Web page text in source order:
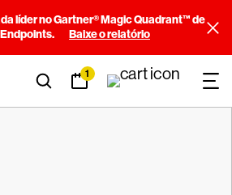
líder no Gartner® Magic Quadrant™ de
Baixe o relatório
1